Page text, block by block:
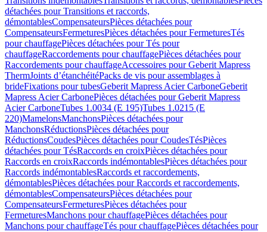
détachées pour Transitions et raccords,
démontablesCompensateursPièces détachées pour
CompensateursFermeturesPièces détachées pour FermeturesTés
pour chauffagePièces détachées pour Tés pour
chauffageRaccordements pour chauffagePièces détachées pour
Raccordements pour chauffageAccessoires pour Geberit Mapress
ThermJoints d’étanchéitéPacks de vis pour assemblages à
brideFixations pour tubesGeberit Mapress Acier CarboneGeberit
Mapress Acier CarbonePièces détachées pour Geberit Mapress
Acier CarboneTubes 1.0034 (E 195)Tubes 1.0215 (E
220)MamelonsManchonsPièces détachées pour
ManchonsRéductionsPièces détachées pour
RéductionsCoudesPièces détachées pour CoudesTésPièces
détachées pour TésRaccords en croixPièces détachées pour
Raccords en croixRaccords indémontablesPièces détachées pour
Raccords indémontablesRaccords et raccordements,
démontablesPièces détachées pour Raccords et raccordements,
démontablesCompensateursPièces détachées pour
CompensateursFermeturesPièces détachées pour
FermeturesManchons pour chauffagePièces détachées pour
Manchons pour chauffageTés pour chauffagePièces détachées pour